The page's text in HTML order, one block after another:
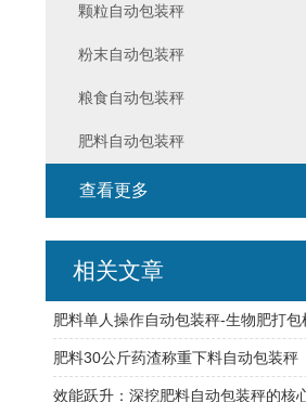
颗粒自动包装秤
粉末自动包装秤
粮食自动包装秤
肥料自动包装秤
查看更多
相关文章
肥料单人操作自动包装秤-生物肥打包
肥料30公斤药渣称重下料自动包装秤